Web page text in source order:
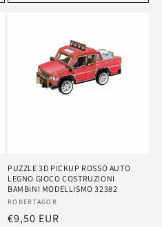
PUZZLE 3D PICKUP ROSSO AUTO
LEGNO GIOCO COSTRUZIONI
BAMBINI MODELLISMO 32382
Vendor:
ROBERTAGOR
Regular
€9,50 EUR